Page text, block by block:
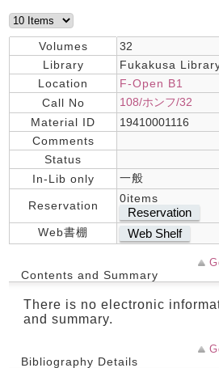
Volumes
32
Library
Fukakusa
Location
F-Open B1
Call No
108/ホンフ/32
Material ID
19410001116
Comments
Status
In-Lib only
一般
Reservation
0items
Reservation
Web書棚 Web Shelf
Contents and Summary
There is no electronic
and summary.
Bibliography Details